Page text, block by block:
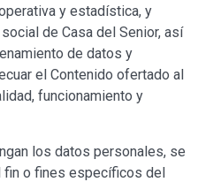
y estadística, y
de Casa del Senior, así
de datos y
el Contenido ofertado al
funcionamiento y
los datos personales, se
fin o fines específicos del